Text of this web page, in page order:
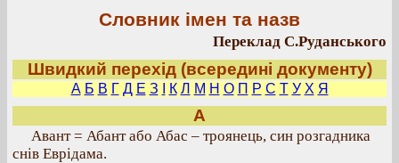
Словник імен та назв
Переклад С.Руданського
Швидкий перехід (всередині документу)
А Б В Г Д Е З К Л М Н О П Р С Т У Х Я
А
Авант = Абант або Абас – троянець, син розгадника
снів Еврідама.